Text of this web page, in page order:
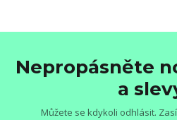
Nepropásněte
a
Můžete se kdykoli odhlásit.